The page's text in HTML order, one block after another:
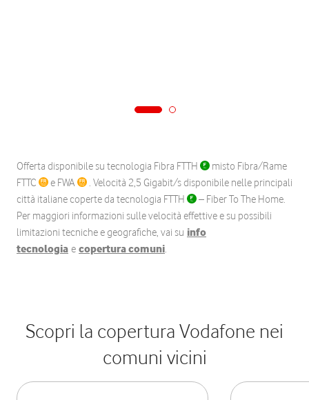
Offerta disponibile su tecnologia Fibra FTTH
misto Fibra/Rame
FTTC
e FWA
. Velocità 2,5 Gigabit/s disponibile nelle principali
città italiane coperte da tecnologia FTTH
– Fiber To The Home.
Per maggiori informazioni sulle velocità effettive e su possibili
limitazioni tecniche e geografiche, vai su info
tecnologia e copertura comuni.
Scopri la copertura Vodafone nei
comuni vicini